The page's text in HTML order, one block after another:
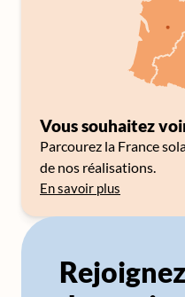
Vous souhaitez
Parcourez la France
de nos réalisations.
En savoir plus